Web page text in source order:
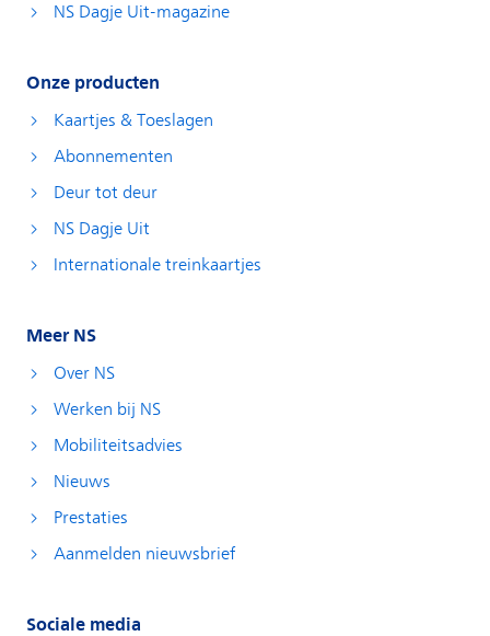
NS Dagje Uit-magazine
Onze producten
Kaartjes & Toeslagen
Abonnementen
Deur tot deur
NS Dagje Uit
Internationale treinkaartjes
Meer NS
Over NS
Werken bij NS
Mobiliteitsadvies
Nieuws
Prestaties
Aanmelden nieuwsbrief
Sociale media